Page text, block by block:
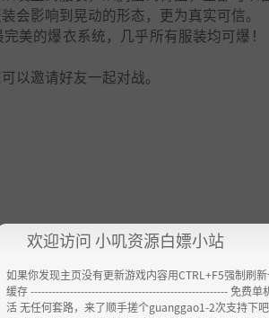
会影响到晃动的形态，更为真实可信。
美的爆衣系统，几乎所有服装均可爆
以邀请好友一起对战。
欢迎访问 小叽资源白嫖小站
如果你发现主页没有更新游戏内容用CTRL+F5强制刷
缓存 ------------------------------------------------------- 免费
活 无任何套路，来了顺手搓个guanggao1-2次支持下